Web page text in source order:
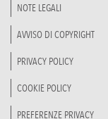
NOTE LEGALI
AVVISO DI COPYRIGHT
PRIVACY POLICY
COOKIE POLICY
PREFERENZE PRIVACY